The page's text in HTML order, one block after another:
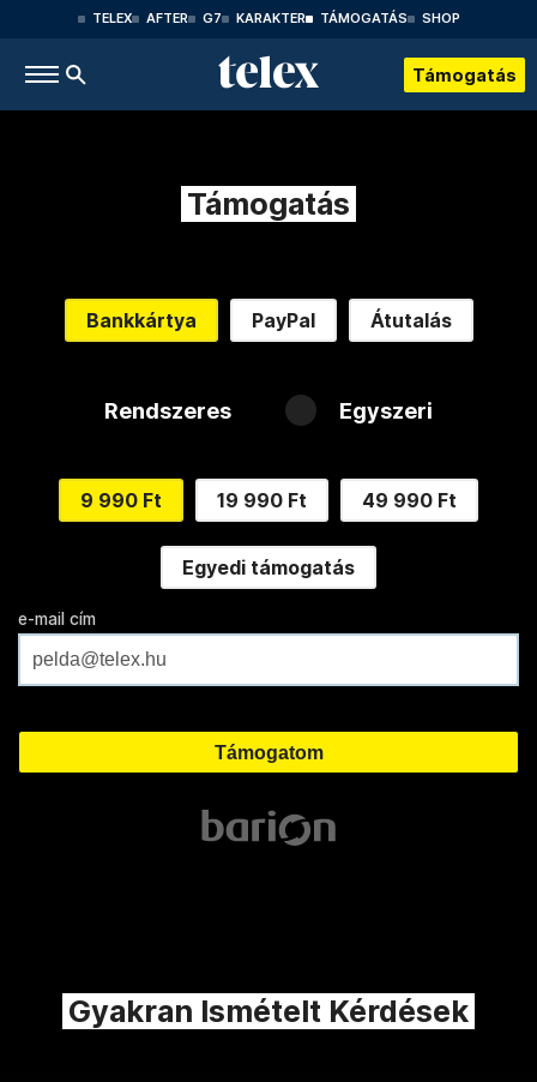
TELEX AFTER G7 KARAKTER TÁMOGATÁS SHOP
Támogatás
Támogatás
Bankkártya PayPal Átutalás
Rendszeres Egyszeri
9 990 Ft 19 990 Ft 49 990 Ft
Egyedi támogatás
e-mail cím
Gyakran Ismételt Kérdések